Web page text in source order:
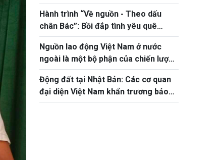
họa động đất tại Kumamoto
Hành trình “Về nguồn - Theo dấu
chân Bác”: Bồi đắp tình yêu quê
hương cho thanh thiếu niên kiều bào
Nguồn lao động Việt Nam ở nước
ngoài là một bộ phận của chiến lược
phát triển nguồn nhân lực quốc gia
Động đất tại Nhật Bản: Các cơ quan
đại diện Việt Nam khẩn trương bảo
hộ công dân